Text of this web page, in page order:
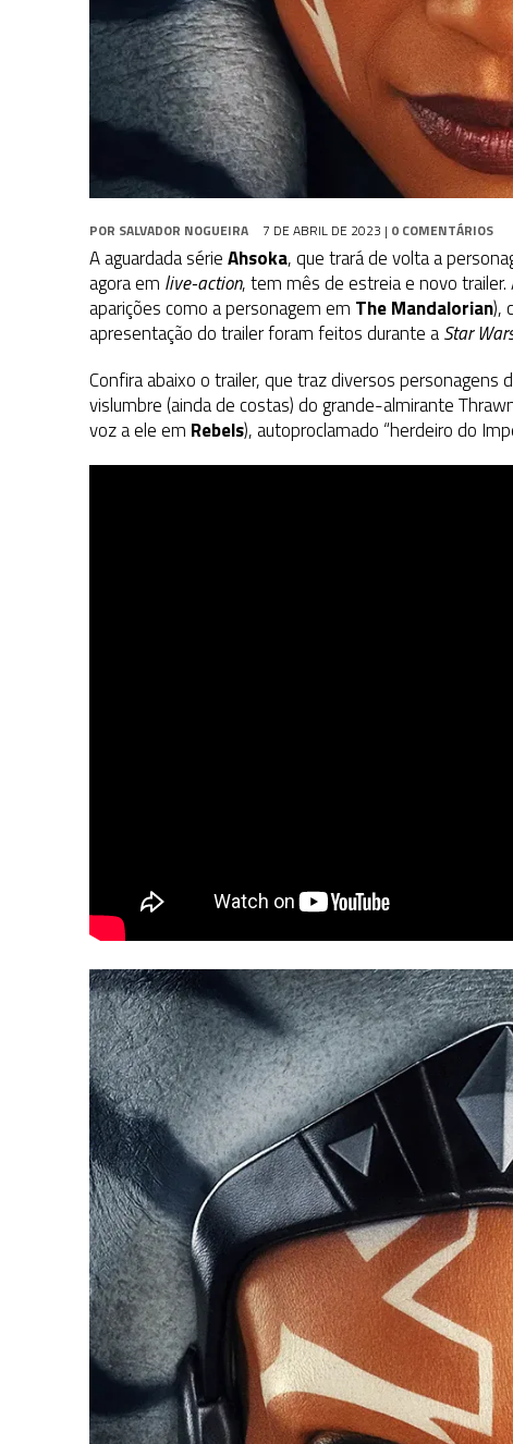
POR SALVADOR NOGUEIRA 7 DE ABRIL DE 2023 | 0 COMENTÁRIOS
A aguardada sérieAhsoka, que trará de volta a
agora em live-action, tem mês de estreia e novo
aparições como a personagem em The Mandalorian),
apresentação do trailer foram feitos durante aStar
Confira abaixo o trailer, que traz diversos personagens
vislumbre (ainda de costas) do grande-almirante
voz a ele em Rebels), autoproclamado “herdeiro do